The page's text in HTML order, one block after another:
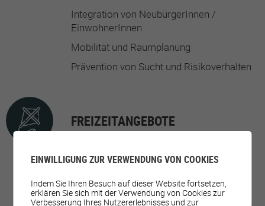
Integration von NeubürgerInnen /
EinwohnerInnen
Mobilität und Raumplanung
Prävention von Sucht und Risikoverhalten
FREIZEITANGEBOTE
Aktivitäten für Jugendliche
EINWILLIGUNG ZUR VERWENDUNG VON COOKIES
Indem Sie Ihren Besuch auf dieser Website fortsetzen,
erklären Sie sich mit der Verwendung von Cookies zur
Verbesserung Ihres Nutzererlebnisses und zur